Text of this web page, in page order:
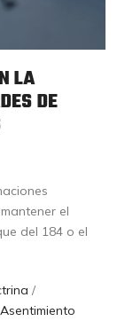
LA
DE
el
del 184 o el
/
Asentimiento